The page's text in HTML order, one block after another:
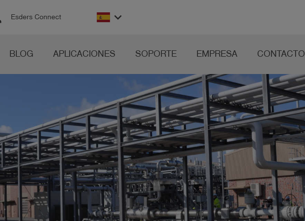
Esders Connect keyboard_arrow_down
BLOG APLICACIONES SOPORTE EMPRESA CONTACTO